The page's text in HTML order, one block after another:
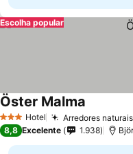
Escolha popular
3 EstrelasHotel Arredores
Öster Malma
8,8 Excelente 1.938